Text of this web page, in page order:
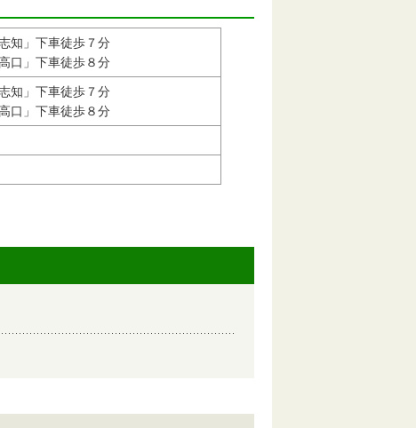
知」下車徒歩７分
口」下車徒歩８分
知」下車徒歩７分
口」下車徒歩８分